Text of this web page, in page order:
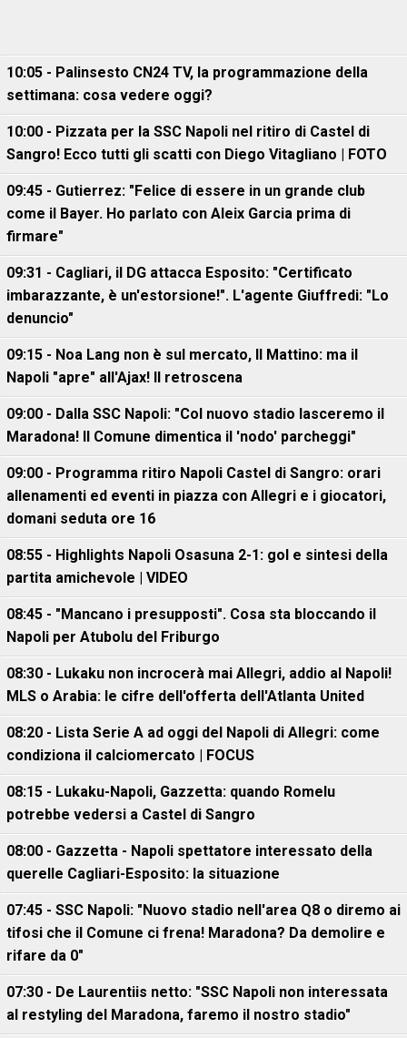
10:05 - Palinsesto CN24 TV, la programmazione della
settimana: cosa vedere oggi?
10:00 - Pizzata per la SSC Napoli nel ritiro di Castel di
Sangro! Ecco tutti gli scatti con Diego Vitagliano | FOTO
09:45 - Gutierrez: "Felice di essere in un grande club
come il Bayer. Ho parlato con Aleix Garcia prima di
firmare"
09:31 - Cagliari, il DG attacca Esposito: "Certificato
imbarazzante, è un'estorsione!". L'agente Giuffredi: "Lo
denuncio"
09:15 - Noa Lang non è sul mercato, Il Mattino: ma il
Napoli "apre" all'Ajax! Il retroscena
09:00 - Dalla SSC Napoli: "Col nuovo stadio lasceremo il
Maradona! Il Comune dimentica il 'nodo' parcheggi"
09:00 - Programma ritiro Napoli Castel di Sangro: orari
allenamenti ed eventi in piazza con Allegri e i giocatori,
domani seduta ore 16
08:55 - Highlights Napoli Osasuna 2-1: gol e sintesi della
partita amichevole | VIDEO
08:45 - "Mancano i presupposti". Cosa sta bloccando il
Napoli per Atubolu del Friburgo
08:30 - Lukaku non incrocerà mai Allegri, addio al Napoli!
MLS o Arabia: le cifre dell'offerta dell'Atlanta United
08:20 - Lista Serie A ad oggi del Napoli di Allegri: come
condiziona il calciomercato | FOCUS
08:15 - Lukaku-Napoli, Gazzetta: quando Romelu
potrebbe vedersi a Castel di Sangro
08:00 - Gazzetta - Napoli spettatore interessato della
querelle Cagliari-Esposito: la situazione
07:45 - SSC Napoli: "Nuovo stadio nell'area Q8 o diremo ai
tifosi che il Comune ci frena! Maradona? Da demolire e
rifare da 0"
07:30 - De Laurentiis netto: "SSC Napoli non interessata
al restyling del Maradona, faremo il nostro stadio"